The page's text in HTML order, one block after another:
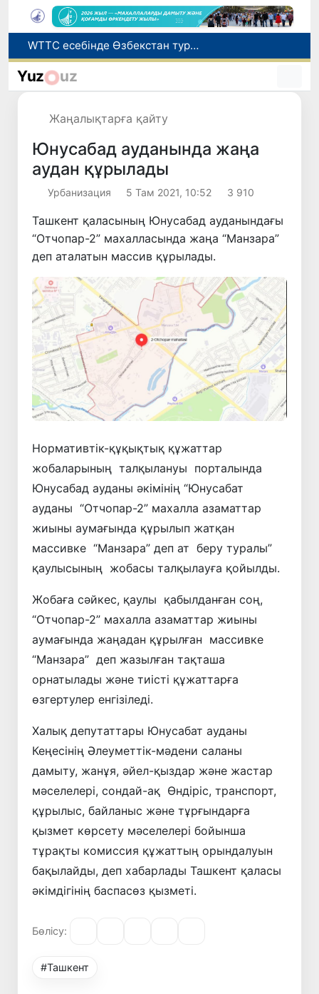
Мүмкіндігі шектеулі талапкерлерге қабылдау емтихандарында қосымша уақыт беріледі
Беларусьтен Өзбекстанға екінші тікелей жүк пойызы жөнелтілді
Yuz uz
Жаңалықтарға қайту
Юнусабад ауданында жаңа
аудан құрылады
Урбанизация 5 Там 2021, 10:52 3 910
Ташкент қаласының Юнусабад ауданындағы
“Отчопар-2” махалласында жаңа “Манзара”
деп аталатын массив құрылады.
Нормативтік-құқықтық құжаттар
жобаларының талқылануы порталында
Юнусабад ауданы әкімінің “Юнусабат
ауданы “Отчопар-2” махалла азаматтар
жиыны аумағында құрылып жатқан
массивке “Манзара” деп ат беру туралы”
қаулысының жобасы талқылауға қойылды.
Жобаға сәйкес, қаулы қабылданған соң,
“Отчопар-2” махалла азаматтар жиыны
аумағында жаңадан құрылған массивке
“Манзара” деп жазылған тақташа
орнатылады және тиісті құжаттарға
өзгертулер енгізіледі.
Халық депутаттары Юнусабат ауданы
Кеңесінің Әлеуметтік-мәдени саланы
дамыту, жанұя, әйел-қыздар және жастар
мәселелері, сондай-ақ Өндіріс, транспорт,
құрылыс, байланыс және тұрғындарға
қызмет көрсету мәселелері бойынша
тұрақты комиссия құжаттың орындалуын
бақылайды, деп хабарлады Ташкент қаласы
әкімдігінің баспасөз қызметі.
Бөлісу:
#Ташкент